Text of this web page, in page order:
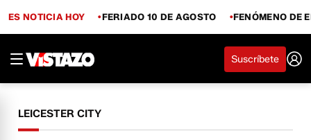
ES NOTICIA HOY FERIADO 10 DE AGOSTO FENÓMENO DE
Suscríbete
LEICESTER CITY